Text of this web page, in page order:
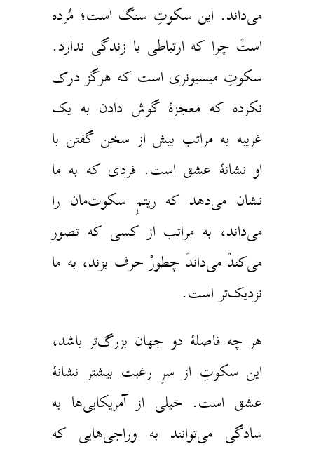
این سکوتِ سنگ است؛ مُرده
چرا که ارتباطی با زندگی ندارد.
میسیونری است که هرگز درک
که معجزهٔ گوش دادن به یک
به مراتب بیش از سخن گفتن با
نشانهٔ عشق است. فردی که به ما
می‌دهد که ریتمِ سکوت‌مان را
به مراتب از کسی که تصور
می‌داندْ چطورْ حرف بزند، به ما
است.
چه فاصلهٔ دو جهان بزرگ‌تر باشد،
سکوتِ از سرِ رغبت بیشتر نشانهٔ
است. خیلی از آمریکایی‌ها به
می‌توانند به وراجی‌هایی که